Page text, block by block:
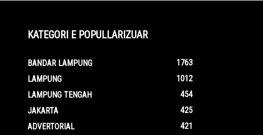
KATEGORI E POPULLARIZUAR
BANDAR LAMPUNG
1763
LAMPUNG
1012
LAMPUNG TENGAH
454
JAKARTA
425
ADVERTORIAL
421